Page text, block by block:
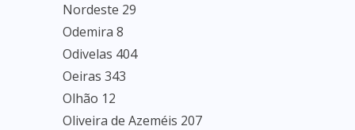
Nordeste 29
Odemira 8
Odivelas 404
Oeiras 343
Olhão 12
Oliveira de Azeméis 207